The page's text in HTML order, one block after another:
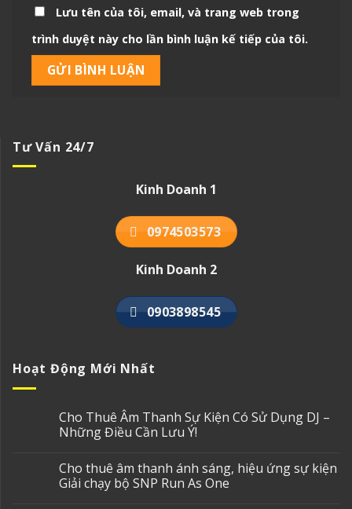
Lưu tên của tôi, email, và trang web trong
trình duyệt này cho lần bình luận kế tiếp của tôi.
Tư Vấn 24/7
Kinh Doanh 1
0974503573
Kinh Doanh 2
0903898545
Hoạt Động Mới Nhất
Cho Thuê Âm Thanh Sự Kiện Có Sử Dụng DJ –
Những Điều Cần Lưu Ý!
Cho thuê âm thanh ánh sáng, hiệu ứng sự kiện
Giải chạy bộ SNP Run As One